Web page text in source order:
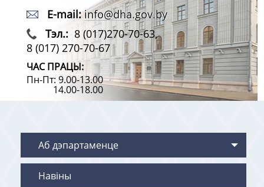
E-mail: info@dha.gov.by
Тэл.:8 (017)270-70-63,
8 (017) 270-70-67
ЧАС ПРАЦЫ:
Пн-Пт: 9.00-13.00
14.00-18.00
Аб дэпартаменце
Навіны